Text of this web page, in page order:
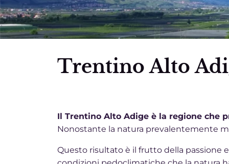
Trentino Alto
Il Trentino Alto Adige è la regione che
Nonostante la natura prevalentemente
Questo risultato è il frutto della passione